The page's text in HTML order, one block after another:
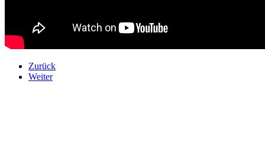
Zurück
Weiter